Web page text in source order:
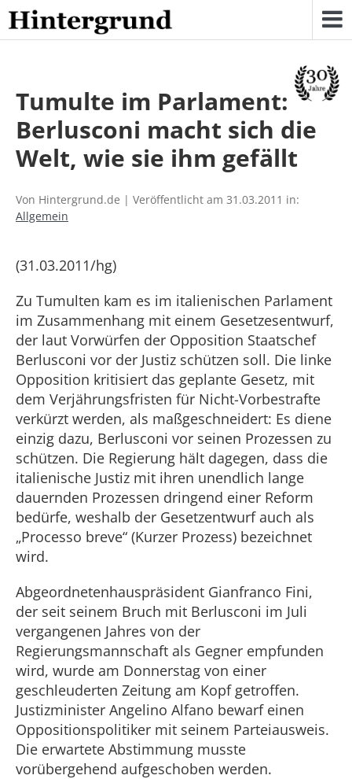
Skip
to
content
Tumulte im Parlament:
Berlusconi macht sich die
Welt, wie sie ihm gefällt
Von Hintergrund.de | Veröffentlicht am 31.03.2011 in:
Allgemein
(31.03.2011/hg)
Zu Tumulten kam es im italienischen Parlament
im Zusammenhang mit einem Gesetzesentwurf,
der laut Vorwürfen der Opposition Staatschef
Berlusconi vor der Justiz schützen soll. Die linke
Opposition kritisiert das geplante Gesetz, mit
dem Verjährungsfristen für Nicht-Vorbestrafte
verkürzt werden, als maßgeschneidert: Es diene
einzig dazu, Berlusconi vor seinen Prozessen zu
schützen. Die Regierung hält dagegen, dass die
italienische Justiz mit ihren unendlich lange
dauernden Prozessen dringend einer Reform
bedürfe, weshalb der Gesetzentwurf auch als
„Processo breve“ (Kurzer Prozess) bezeichnet
wird.
Abgeordnetenhauspräsident Gianfranco Fini,
der seit seinem Bruch mit Berlusconi im Juli
vergangenen Jahres von der
Regierungsmannschaft als Gegner empfunden
wird, wurde am Donnerstag von einer
geschleuderten Zeitung am Kopf getroffen.
Justizminister Angelino Alfano bewarf einen
Oppositionspolitiker mit seinem Parteiausweis.
Die erwartete Abstimmung musste
vorübergehend aufgeschoben werden.